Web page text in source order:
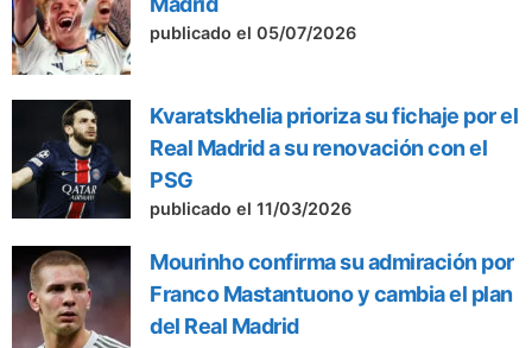
publicado el 05/07/2026
Kvaratskhelia prioriza su fichaje por el
Real Madrid a su renovación con el
PSG
publicado el 11/03/2026
Mourinho confirma su admiración por
Franco Mastantuono y cambia el plan
del Real Madrid